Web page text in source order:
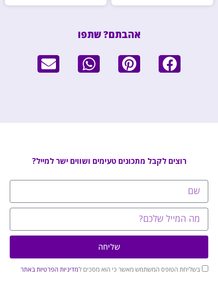
אהבתם? שתפו
רוצים לקבל מתכונים טעימים ושווים ישר למייל?
בשליחת הטופס המשתמש מאשר כי הוא מסכים למדיניות הפרטיות באתר
שליחה